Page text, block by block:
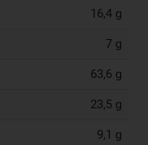
16,4 g
7 g
63,6 g
23,5 g
9,1 g